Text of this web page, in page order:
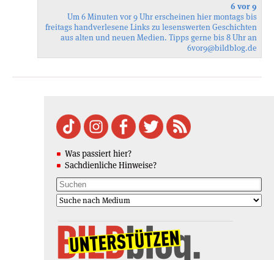
6 vor 9
Um 6 Minuten vor 9 Uhr erscheinen hier montags bis
freitags handverlesene Links zu lesenswerten Geschichten
aus alten und neuen Medien. Tipps gerne bis 8 Uhr an
6vor9@bildblog.de
Was passiert hier?
Sachdienliche Hinweise?